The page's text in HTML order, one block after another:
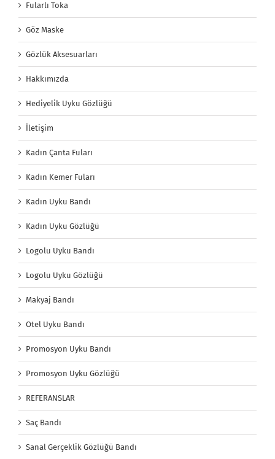
Fularlı Toka
Göz Maske
Gözlük Aksesuarları
Hakkımızda
Hediyelik Uyku Gözlüğü
İletişim
Kadın Çanta Fuları
Kadın Kemer Fuları
Kadın Uyku Bandı
Kadın Uyku Gözlüğü
Logolu Uyku Bandı
Logolu Uyku Gözlüğü
Makyaj Bandı
Otel Uyku Bandı
Promosyon Uyku Bandı
Promosyon Uyku Gözlüğü
REFERANSLAR
Saç Bandı
Sanal Gerçeklik Gözlüğü Bandı